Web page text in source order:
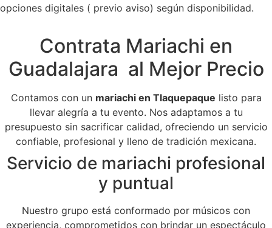
opciones digitales ( previo aviso) según disponibilidad.
Contrata Mariachi en
Guadalajara al Mejor Precio
Contamos con un mariachi en Tlaquepaque listo para
llevar alegría a tu evento. Nos adaptamos a tu
presupuesto sin sacrificar calidad, ofreciendo un servicio
confiable, profesional y lleno de tradición mexicana.
Servicio de mariachi profesional
y puntual
Nuestro grupo está conformado por músicos con
experiencia, comprometidos con brindar un espectáculo